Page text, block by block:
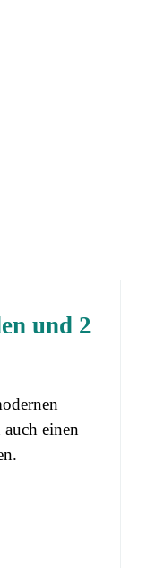
und 2
einen